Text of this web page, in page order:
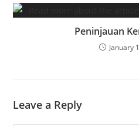
Peninjauan
January
Leave a Reply